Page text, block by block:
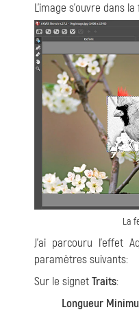
L'image s'ouvre dans
La
J'ai parcouru l'effet
paramètres suivants:
Sur le signetTraits:
Longueur